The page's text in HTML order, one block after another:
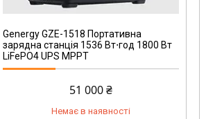
Genergy GZE-1518 Портативна
зарядна станція 1536 Вт⋅год 1800 Вт
LiFePO4 UPS MPPT
51 000 ₴
Немає в наявності